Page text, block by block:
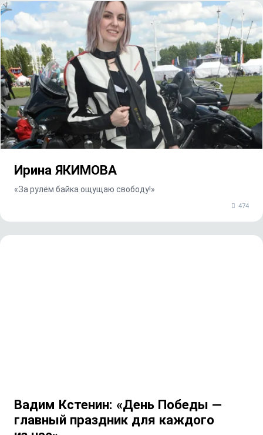
Ирина ЯКИМОВА
«За рулём байка ощущаю свободу!»
474
Вадим Кстенин: «День Победы —
главный праздник для каждого